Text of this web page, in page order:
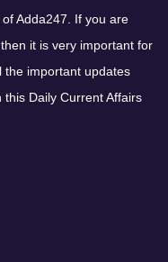
Adda247. If you are
it is very important for
the important updates
Daily Current Affairs